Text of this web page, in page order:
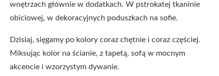
wnętrzach głównie w dodatkach. W pstrokatej tkaninie
obiciowej, w dekoracyjnych poduszkach na sofie.
Dzisiaj, sięgamy po kolory coraz chętnie i coraz częściej.
Miksując kolor na ścianie, z tapetą, sofą w mocnym
akcencie i wzorzystym dywanie.